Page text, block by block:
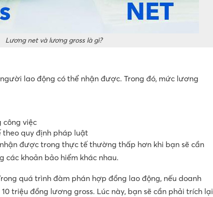
Lương net và lương gross là gì?
lao động có thể nhận được. Trong đó, mức lương
công việc
theo quy định pháp luật
nhận được trong thực tế thường thấp hơn khi bạn sẽ cần
các khoản bảo hiểm khác nhau.
quá trình đàm phán hợp đồng lao động, nếu doanh
triệu đồng lương gross. Lúc này, bạn sẽ cần phải trích lại